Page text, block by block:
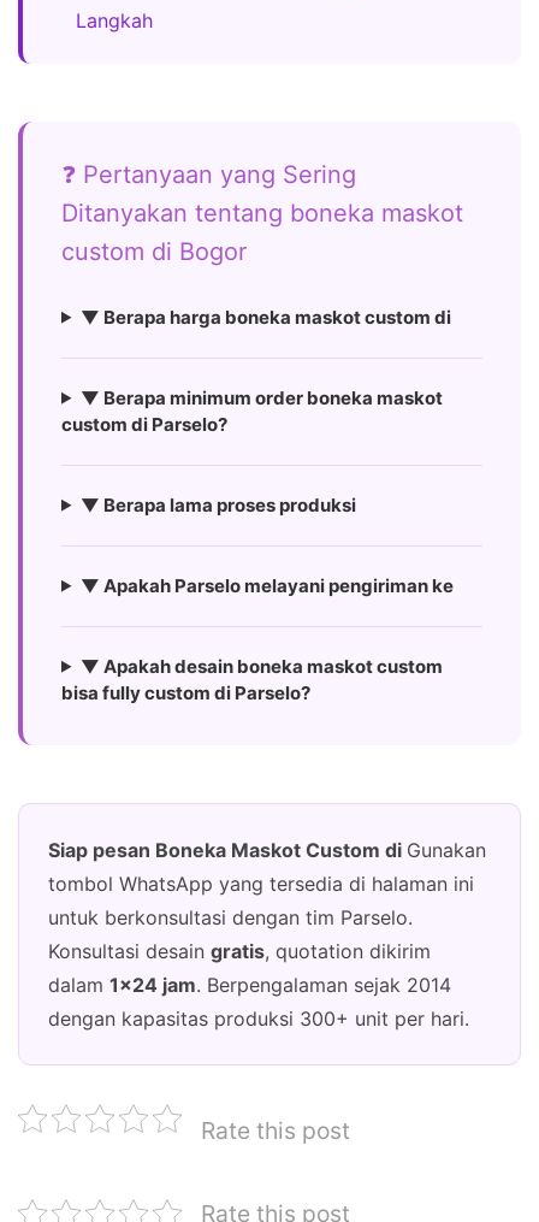
Langkah
❓ Pertanyaan yang Sering
Ditanyakan tentang boneka maskot
custom di Bogor
▼ Berapa harga boneka maskot custom di
▼ Berapa minimum order boneka maskot
custom di Parselo?
▼ Berapa lama proses produksi
▼ Apakah Parselo melayani pengiriman ke
▼ Apakah desain boneka maskot custom
bisa fully custom di Parselo?
Siap pesan Boneka Maskot Custom di Gunakan
tombol WhatsApp yang tersedia di halaman ini
untuk berkonsultasi dengan tim Parselo.
Konsultasi desain gratis, quotation dikirim
dalam 1×24 jam. Berpengalaman sejak 2014
dengan kapasitas produksi 300+ unit per hari.
Rate this post
Rate this post